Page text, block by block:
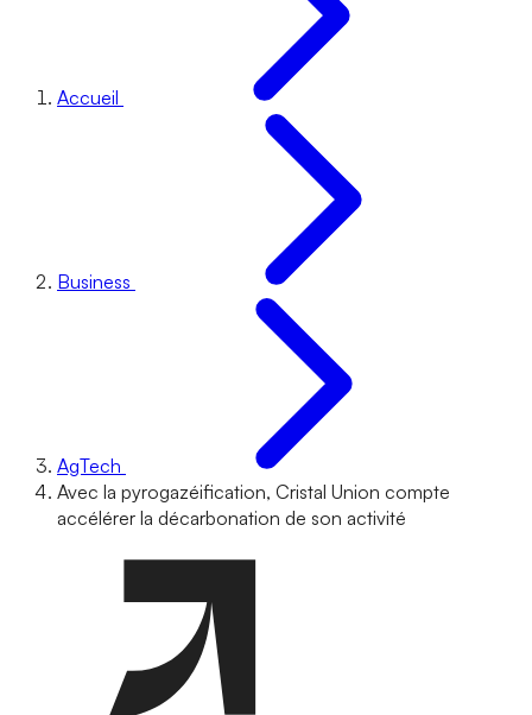
Accueil
Business
AgTech
Avec la pyrogazéification, Cristal Union compte
accélérer la décarbonation de son activité